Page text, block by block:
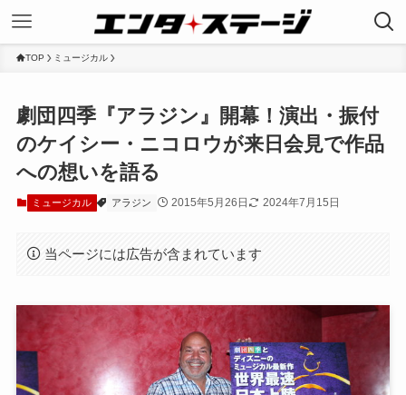
TOP ミュージカル
劇団四季『アラジン』開幕！演出・振付
のケイシー・ニコロウが来日会見で作品
への想いを語る
ミュージカル アラジン 2015年5月26日 2024年7月15日
当ページには広告が含まれています